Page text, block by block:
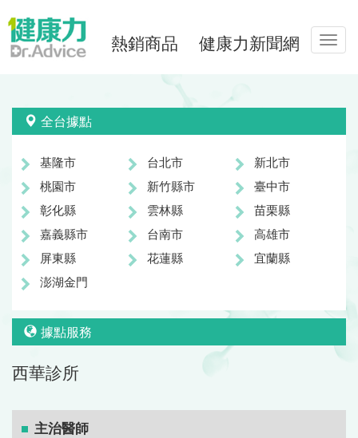
熱銷商品 健康力新聞網
全台據點
基隆市 台北市
新北市
桃園市
新竹縣市
臺中市
彰化縣
雲林縣
苗栗縣
嘉義縣市
台南市
高雄市
屏東縣
花蓮縣
宜蘭縣
澎湖金門
據點服務
西華診所
主治醫師